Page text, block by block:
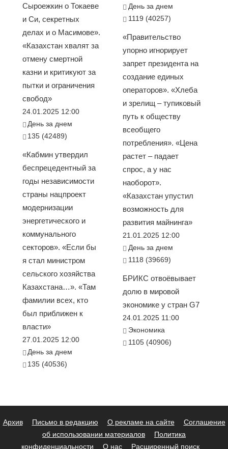
Сыроежкин о Токаеве
и Си, секретных
делах и о Масимове».
«Казахстан хвалят за
отмену смертной
казни и критикуют за
пытки и ограничения
свобод»
24.01.2025 12:00
День за днем
135 (42489)
«Кабмин утвердил
беспрецедентный за
годы независимости
страны нацпроект
модернизации
энергетического и
коммунального
секторов». «Если бы
я стал министром
сельского хозяйства
Казахстана…». «Там
фамилии всех, кто
был приближен к
власти»
27.01.2025 12:00
День за днем
135 (40536)
День за днем
1119 (40257)
«Правительство
упорно игнорирует
запрет президента на
создание единых
операторов». «Хлеба
и зрелищ – тупиковый
путь к обществу
всеобщего
потребления». «Цена
растет – падает
спрос, а у нас
наоборот».
«Казахстан упустил
возможность для
развития майнинга»
21.01.2025 12:00
День за днем
1118 (39669)
БРИКС отвоёвывает
долю в мировой
экономике у стран G7
24.01.2025 11:00
Экономика
1105 (40906)
Архив Письмо в редакцию О рекламе на сайте
Соглашение
об использовании материалов
Политика
конфиденциальности
О нас Расширенный поиск